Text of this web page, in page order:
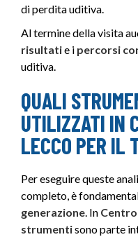
di perdita uditiva.
Al termine della visita
risultatie i percorsi
uditiva.
QUALI
UTILIZZATI IN
LECCO PER IL
Per eseguire queste
completo, è
generazione. In
strumentisono parte